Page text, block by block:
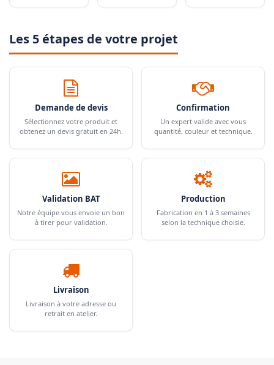
Les 5 étapes de votre projet
Demande de devis
Sélectionnez votre produit et
obtenez un devis gratuit en 24h.
Confirmation
Un expert valide avec vous
quantité, couleur et technique.
Validation BAT
Notre équipe vous envoie un bon
à tirer pour validation.
Production
Fabrication en 1 à 3 semaines
selon la technique choisie.
Livraison
Livraison à votre adresse ou
retrait en atelier.